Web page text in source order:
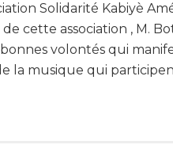
Solidarité Kabiyè
cette association , M.
volontés qui
la musique qui